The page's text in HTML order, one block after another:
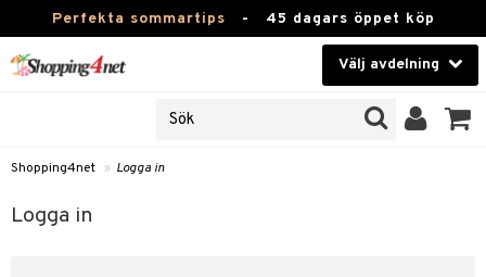
Perfekta sommartips - 45 dagars öppet köp
Välj avdelning
Kontaktlinser
Hälsokost
Shopping4net » Logga in
Logga in